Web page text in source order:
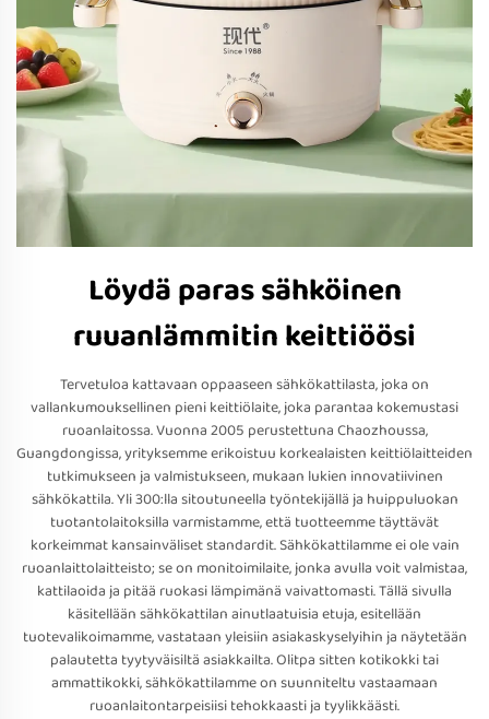
Löydä paras sähköinen
ruuanlämmitin keittiöösi
Tervetuloa kattavaan oppaaseen sähkökattilasta, joka on
vallankumouksellinen pieni keittiölaite, joka parantaa kokemustasi
ruoanlaitossa. Vuonna 2005 perustettuna Chaozhoussa,
Guangdongissa, yrityksemme erikoistuu korkealaisten keittiölaitteiden
tutkimukseen ja valmistukseen, mukaan lukien innovatiivinen
sähkökattila. Yli 300:lla sitoutuneella työntekijällä ja huippuluokan
tuotantolaitoksilla varmistamme, että tuotteemme täyttävät
korkeimmat kansainväliset standardit. Sähkökattilamme ei ole vain
ruoanlaittolaitteisto; se on monitoimilaite, jonka avulla voit valmistaa,
kattilaoida ja pitää ruokasi lämpimänä vaivattomasti. Tällä sivulla
käsitellään sähkökattilan ainutlaatuisia etuja, esitellään
tuotevalikoimamme, vastataan yleisiin asiakaskyselyihin ja näytetään
palautetta tyytyväisiltä asiakkailta. Olitpa sitten kotikokki tai
ammattikokki, sähkökattilamme on suunniteltu vastaamaan
ruoanlaitontarpeisiisi tehokkaasti ja tyylikkäästi.